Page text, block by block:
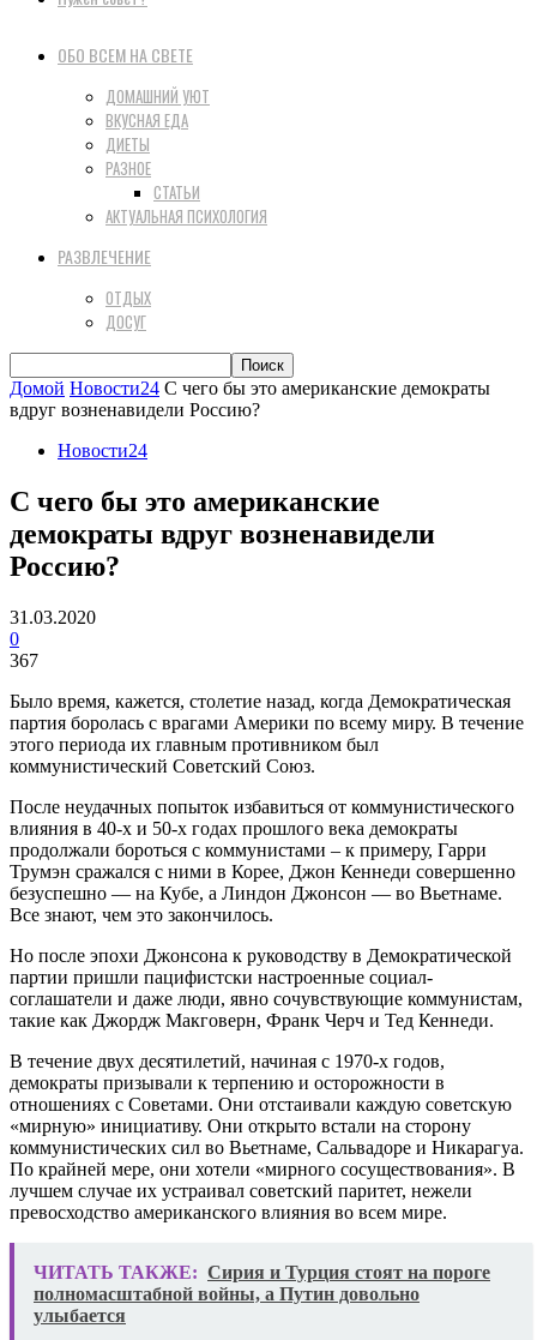
ОБО ВСЕМ НА СВЕТЕ
ДОМАШНИЙ УЮТ
ВКУСНАЯ ЕДА
ДИЕТЫ
РАЗНОЕ
СТАТЬИ
АКТУАЛЬНАЯ ПСИХОЛОГИЯ
РАЗВЛЕЧЕНИЕ
ОТДЫХ
ДОСУГ
Домой Новости24 С чего бы это американские демократы
вдруг возненавидели Россию?
Новости24
С чего бы это американские
демократы вдруг возненавидели
Россию?
31.03.2020
0
367
Было время, кажется, столетие назад, когда Демократическая
партия боролась с врагами Америки по всему миру. В течение
этого периода их главным противником был
коммунистический Советский Союз.
После неудачных попыток избавиться от коммунистического
влияния в 40-х и 50-х годах прошлого века демократы
продолжали бороться с коммунистами – к примеру, Гарри
Трумэн сражался с ними в Корее, Джон Кеннеди совершенно
безуспешно — на Кубе, а Линдон Джонсон — во Вьетнаме.
Все знают, чем это закончилось.
Но после эпохи Джонсона к руководству в Демократической
партии пришли пацифистски настроенные социал-
соглашатели и даже люди, явно сочувствующие коммунистам,
такие как Джордж Макговерн, Франк Черч и Тед Кеннеди.
В течение двух десятилетий, начиная с 1970-х годов,
демократы призывали к терпению и осторожности в
отношениях с Советами. Они отстаивали каждую советскую
«мирную» инициативу. Они открыто встали на сторону
коммунистических сил во Вьетнаме, Сальвадоре и Никарагуа.
По крайней мере, они хотели «мирного сосуществования». В
лучшем случае их устраивал советский паритет, нежели
превосходство американского влияния во всем мире.
ЧИТАТЬ ТАКЖЕ: Сирия и Турция стоят на пороге
полномасштабной войны, а Путин довольно
улыбается